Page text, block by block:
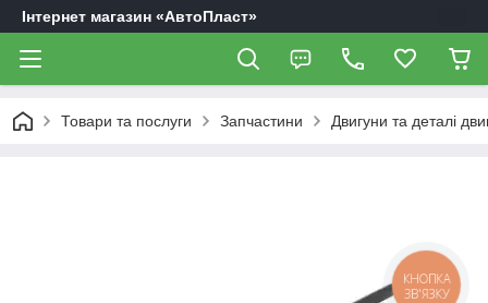
Інтернет магазин «АвтоПласт»
Товари та послуги Запчастини Двигуни та деталі
КНОПКА
ЗВ'ЯЗКУ